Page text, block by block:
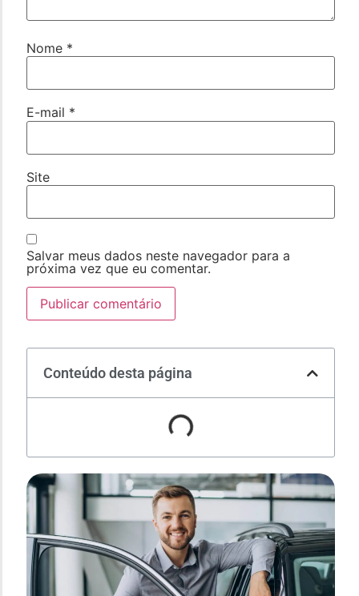
Nome *
E-mail *
Site
Salvar meus dados neste navegador para a
próxima vez que eu comentar.
Conteúdo desta página